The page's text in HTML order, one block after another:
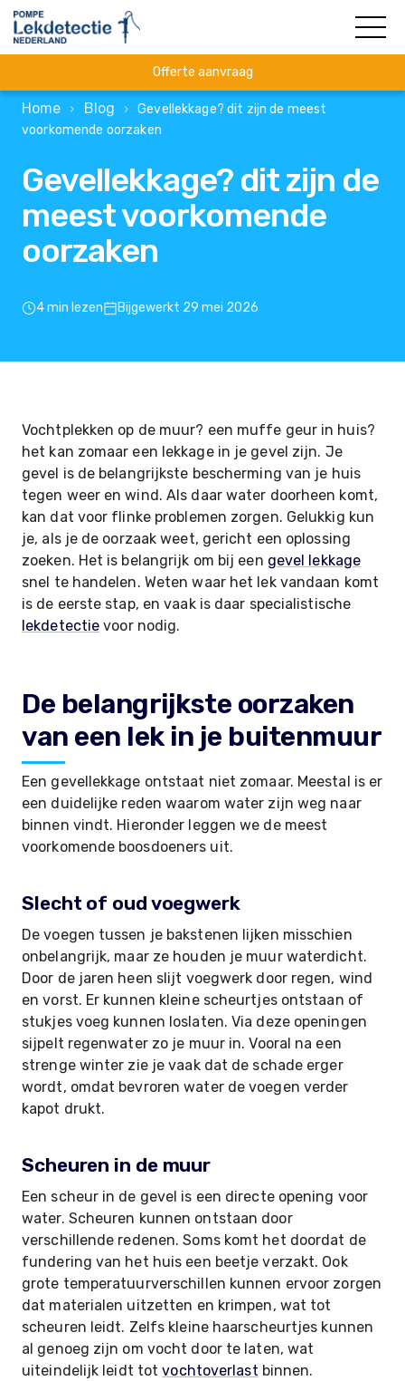
Offerte aanvraag
Home › Blog › Gevellekkage? dit zijn de meest
voorkomende oorzaken
Gevellekkage? dit zijn de
meest voorkomende
oorzaken
4 min lezen Bijgewerkt 29 mei 2026
Vochtplekken op de muur? een muffe geur in huis?
het kan zomaar een lekkage in je gevel zijn. Je
gevel is de belangrijkste bescherming van je huis
tegen weer en wind. Als daar water doorheen komt,
kan dat voor flinke problemen zorgen. Gelukkig kun
je, als je de oorzaak weet, gericht een oplossing
zoeken. Het is belangrijk om bij een gevel lekkage
snel te handelen. Weten waar het lek vandaan komt
is de eerste stap, en vaak is daar specialistische
lekdetectie voor nodig.
De belangrijkste oorzaken
van een lek in je buitenmuur
Een gevellekkage ontstaat niet zomaar. Meestal is er
een duidelijke reden waarom water zijn weg naar
binnen vindt. Hieronder leggen we de meest
voorkomende boosdoeners uit.
Slecht of oud voegwerk
De voegen tussen je bakstenen lijken misschien
onbelangrijk, maar ze houden je muur waterdicht.
Door de jaren heen slijt voegwerk door regen, wind
en vorst. Er kunnen kleine scheurtjes ontstaan of
stukjes voeg kunnen loslaten. Via deze openingen
sijpelt regenwater zo je muur in. Vooral na een
strenge winter zie je vaak dat de schade erger
wordt, omdat bevroren water de voegen verder
kapot drukt.
Scheuren in de muur
Een scheur in de gevel is een directe opening voor
water. Scheuren kunnen ontstaan door
verschillende redenen. Soms komt het doordat de
fundering van het huis een beetje verzakt. Ook
grote temperatuurverschillen kunnen ervoor zorgen
dat materialen uitzetten en krimpen, wat tot
scheuren leidt. Zelfs kleine haarscheurtjes kunnen
al genoeg zijn om vocht door te laten, wat
uiteindelijk leidt totvochtoverlast binnen.